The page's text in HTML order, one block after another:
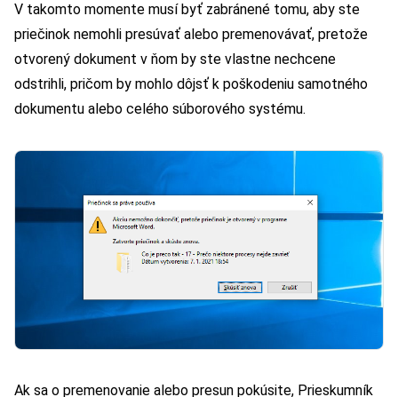
V takomto momente musí byť zabránené tomu, aby ste
priečinok nemohli presúvať alebo premenovávať, pretože
otvorený dokument v ňom by ste vlastne nechcene
odstrihli, pričom by mohlo dôjsť k poškodeniu samotného
dokumentu alebo celého súborového systému.
Ak sa o premenovanie alebo presun pokúsite, Prieskumník